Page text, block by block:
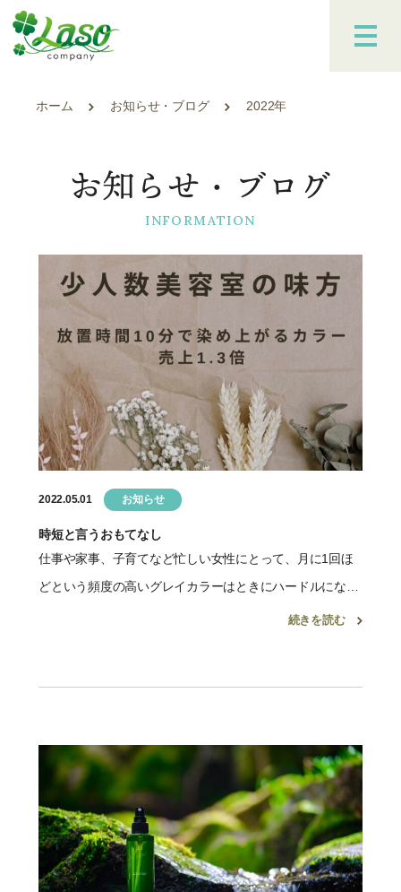
ホーム お知らせ・ブログ 2022年
お知らせ・ブログ
2022.05.01 お知らせ
時短と言うおもてなし
仕事や家事、子育てなど忙しい女性にとって、月に1回ほ
どという頻度の高いグレイカラーはときにハードルになっ
てしまうことも。そんな多忙な女性たちに向けて、クイッ
続きを読む